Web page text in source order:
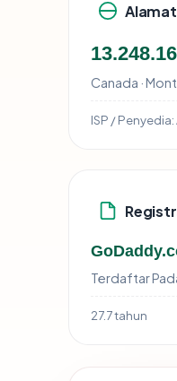
Alamat
Canada ·
ISP / Penyedia:
Terdaftar
27.7 tahun